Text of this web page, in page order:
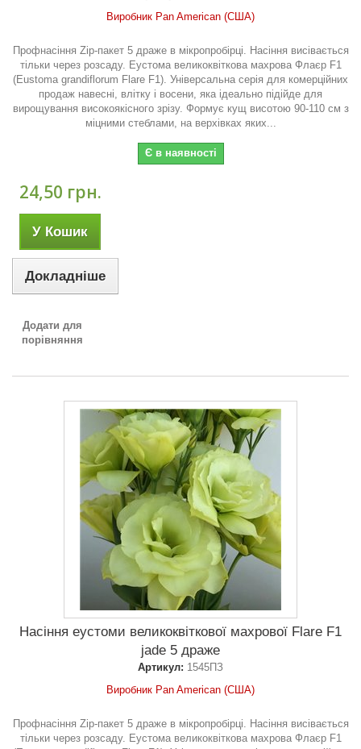
Виробник Pan American (США)
Профнасіння Zip-пакет 5 драже в мікропробірці. Насіння висівається
тільки через розсаду. Еустома великоквіткова махрова Флаєр F1
(Eustoma grandiflorum Flare F1). Універсальна серія для комерційних
продаж навесні, влітку і восени, яка ідеально підійде для
вирощування високоякісного зрізу. Формує кущ висотою 90-110 см з
міцними стеблами, на верхівках яких...
Є в наявності
24,50 грн.
У Кошик
Докладніше
Додати для
порівняння
Насіння еустоми великоквіткової махрової Flare F1
jade 5 драже
Артикул: 1545ПЗ
Виробник Pan American (США)
Профнасіння Zip-пакет 5 драже в мікропробірці. Насіння висівається
тільки через розсаду. Еустома великоквіткова махрова Флаєр F1